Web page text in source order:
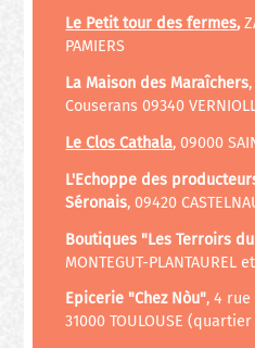
Le Petit tour des fermes,
PAMIERS
La Maison des Maraîchers
Couserans 09340
Le Clos Cathala, 09000
L'Echoppe des
Séronais, 09420
Boutiques "Les Terroirs
MONTEGUT-PLANTAUREL
Epicerie "Chez Nòu",4 rue
31000 TOULOUSE